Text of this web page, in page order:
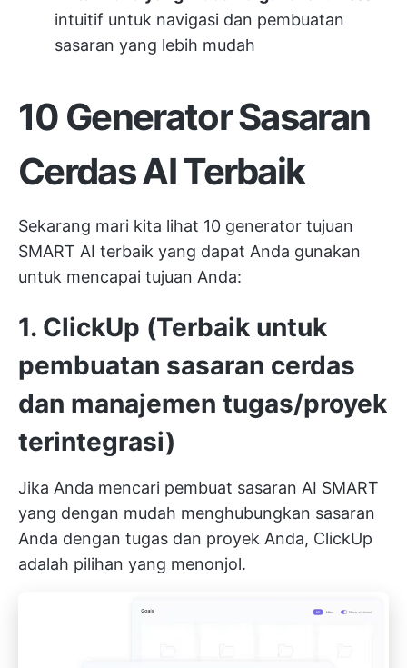
intuitif untuk navigasi dan pembuatan
sasaran yang lebih mudah
10 Generator Sasaran
Cerdas AI Terbaik
Sekarang mari kita lihat 10 generator tujuan
SMART AI terbaik yang dapat Anda gunakan
untuk mencapai tujuan Anda:
1. ClickUp (Terbaik untuk
pembuatan sasaran cerdas
dan manajemen tugas/proyek
terintegrasi)
Jika Anda mencari pembuat sasaran AI SMART
yang dengan mudah menghubungkan sasaran
Anda dengan tugas dan proyek Anda, ClickUp
adalah pilihan yang menonjol.